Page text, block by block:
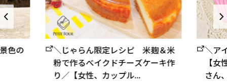
色の
＼じゃらん限定レシピ 米麹＆米
粉で作るべイクドチーズケーキ作
り／【女性、カップル...
＼ア
【
さん